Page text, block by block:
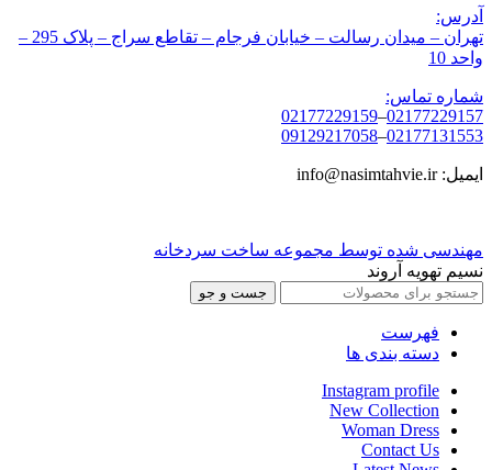
آدرس:
تهران – میدان رسالت – خیابان فرجام – تقاطع سراج – پلاک 295 –
واحد 10
شماره تماس:
02177229157
–
02177229159
02177131553
–
09129217058
ایمیل: info@nasimtahvie.ir
مهندسی شده توسط مجموعه ساخت سردخانه
نسیم تهویه آروند
جست و جو
فهرست
دسته بندی ها
Instagram profile
New Collection
Woman Dress
Contact Us